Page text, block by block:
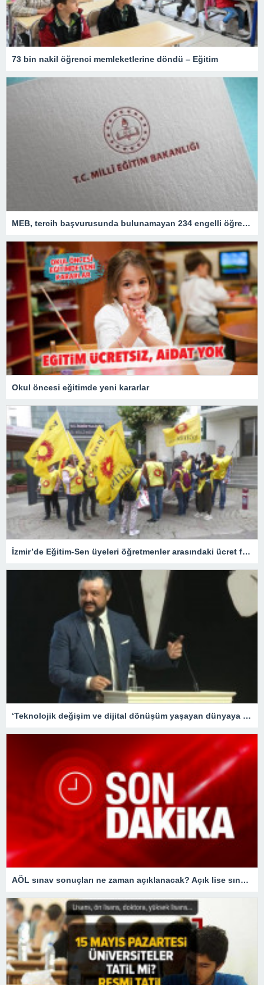
73 bin nakil öğrenci memleketlerine döndü – Eğitim
MEB, tercih başvurusunda bulunamayan 234 engelli öğretmeni atadı
Okul öncesi eğitimde yeni kararlar
İzmir’de Eğitim-Sen üyeleri öğretmenler arasındaki ücret farklılığına tepki gösterdi
‘Teknolojik değişim ve dijital dönüşüm yaşayan dünyaya hızlı adapte olabilecek nesiller yetiştirme gayretindeyiz’
AÖL sınav sonuçları ne zaman açıklanacak? Açık lise sınav sonuçları bugün açıklanır mı?